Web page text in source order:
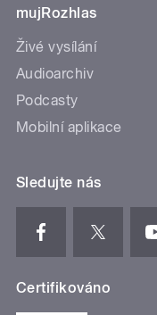
mujRozhlas
Živé vysílání
Audioarchiv
Podcasty
Mobilní aplikace
Sledujte nás
Certifikováno